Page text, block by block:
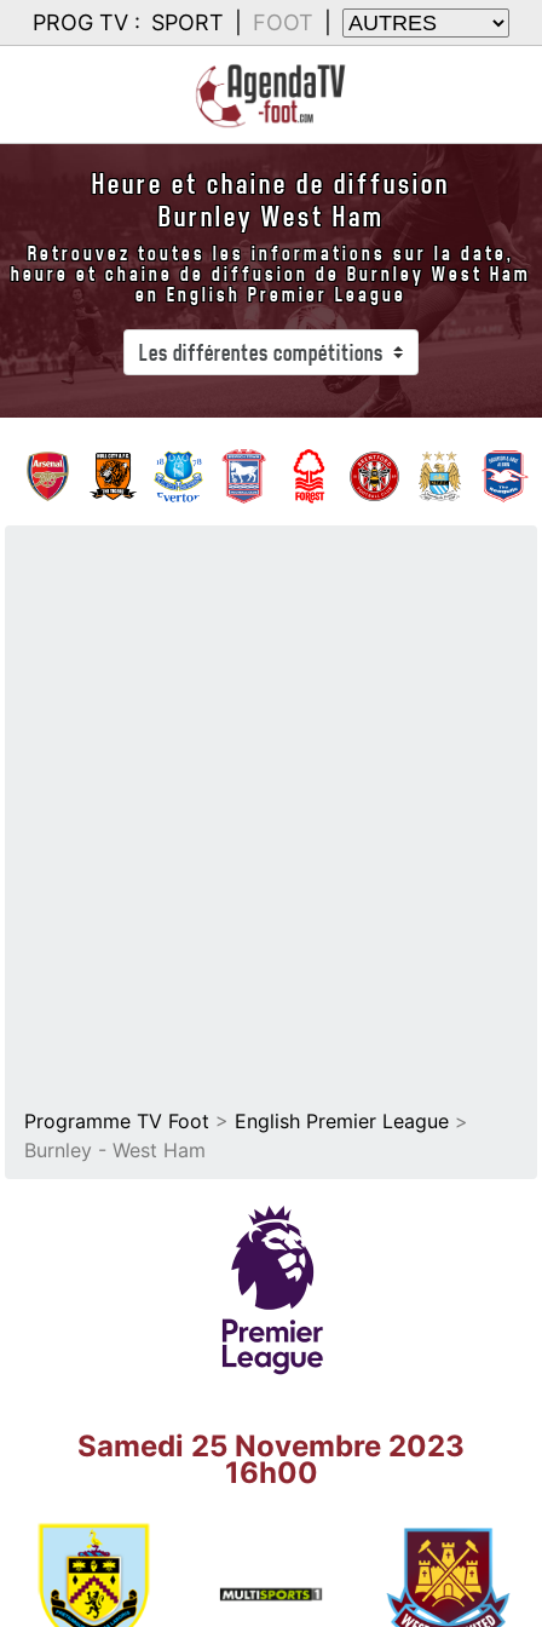
PROG TV : SPORT FOOT
Heure et chaine de diffusion
Burnley West Ham
Retrouvez toutes les informations sur la date,
heure et chaine de diffusion de Burnley West Ham
en English Premier League
Programme TV Foot > English Premier League >
Burnley - West Ham
Samedi 25 Novembre 2023
16h00